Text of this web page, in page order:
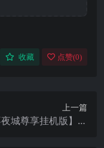
收藏 点赞(0)
上一篇
城尊享挂机版】最